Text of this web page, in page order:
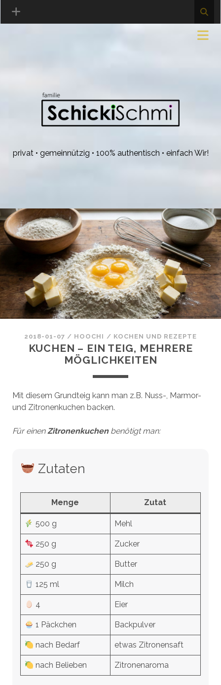
privat • gemeinnützig • 100% authentisch • einfach Wir!
2018-01-07 / HOOCHI / KOCHEN UND REZEPTE
KUCHEN – EIN TEIG, MEHRERE
MÖGLICHKEITEN
Mit diesem Grundteig kann man z.B. Nuss-, Marmor-
und Zitronenkuchen backen.
Für einenZitronenkuchen benötigt man:
Zutaten
Menge Zutat
500 g Mehl
250 g Zucker
250 g Butter
125 ml Milch
4 Eier
1 Päckchen Backpulver
nach Bedarf etwas Zitronensaft
nach Belieben Zitronenaroma